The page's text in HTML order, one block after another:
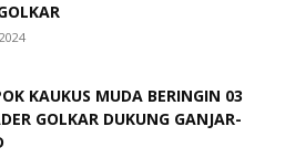
KAUKUS MUDA BERINGIN 03
GOLKAR DUKUNG GANJAR-